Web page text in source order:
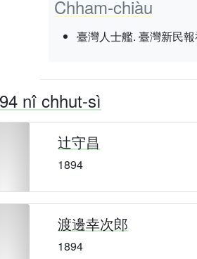
Chham-chiàu
臺灣人士艦. 臺灣新民
nî chhut-sì
辻守昌
1894
渡邊幸次郎
1894